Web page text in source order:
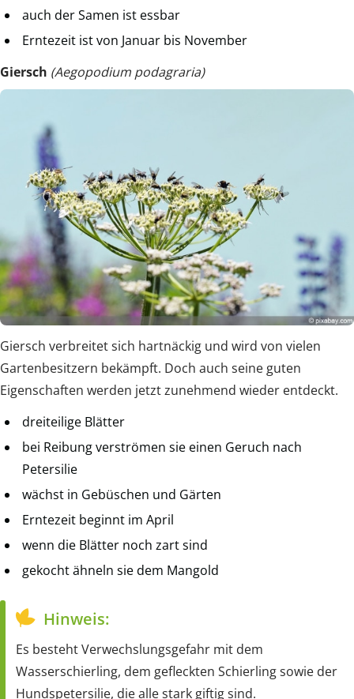
auch der Samen ist essbar
Erntezeit ist von Januar bis November
Giersch (Aegopodium podagraria)
Giersch verbreitet sich hartnäckig und wird von vielen
Gartenbesitzern bekämpft. Doch auch seine guten
Eigenschaften werden jetzt zunehmend wieder entdeckt.
dreiteilige Blätter
bei Reibung verströmen sie einen Geruch nach
Petersilie
wächst in Gebüschen und Gärten
Erntezeit beginnt im April
wenn die Blätter noch zart sind
gekocht ähneln sie dem Mangold
Hinweis:
Es besteht Verwechslungsgefahr mit dem
Wasserschierling, dem gefleckten Schierling sowie der
Hundspetersilie, die alle stark giftig sind.